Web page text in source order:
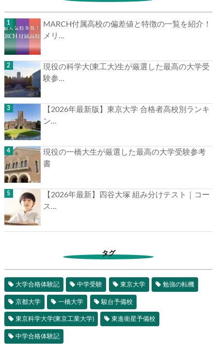
MARCH付属高校の偏差値と特徴の一覧を紹介！
メリ...
現役の科学大(東工大)生が厳選した最高の大学受
験参...
【2026年最新版】東京大学 合格者高校別ランキ
ン...
現役の一橋大生が厳選した最高の大学受験参考
書
【2026年最新】四谷大塚 組み分けテスト｜コー
ス...
タグ
大学合格体験記 中学受験 東京大学 勉強の転機
京都大学 一橋大学 駿台予備校
東京科学大学(東京工業大学) 東進衛星予備校
中学合格体験記